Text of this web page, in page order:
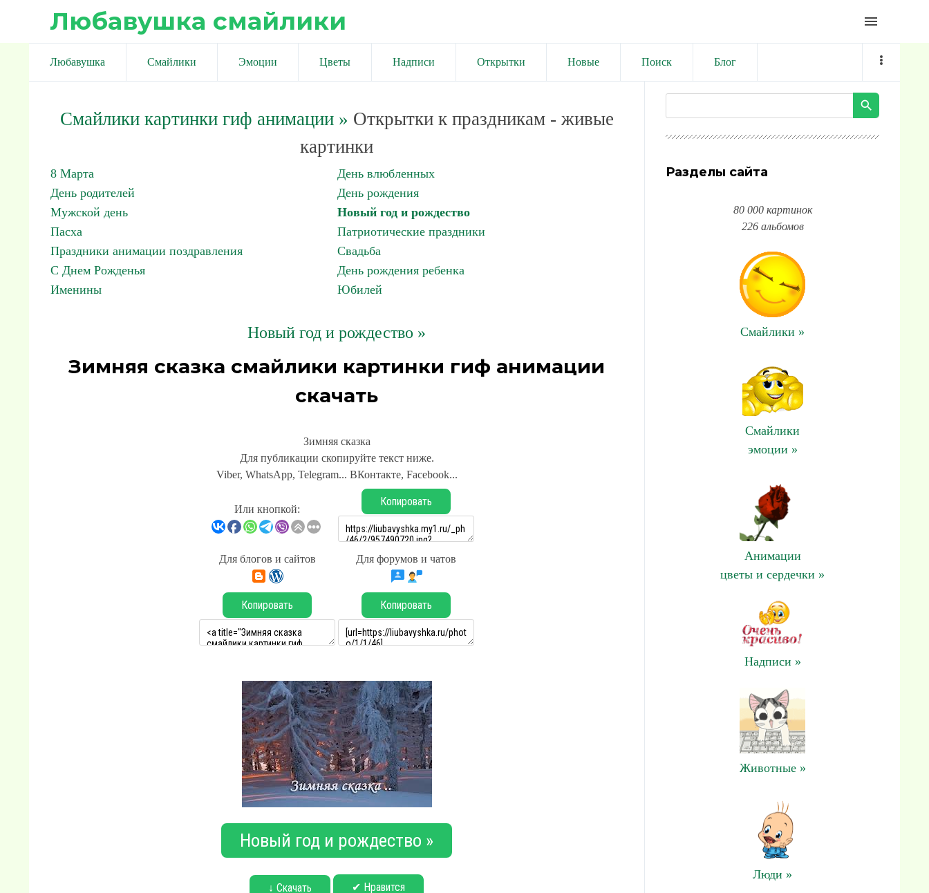
Любавушка смайлики menu
Любавушка Смайлики Эмоции Цветы Надписи Открытки Новые Поиск Блог
Смайлики картинки гиф анимации» Открытки к праздникам - живые
картинки
8 Марта
День влюбленных
День родителей
День рождения
Мужской день
Новый год и рождество
Пасха
Патриотические праздники
Праздники анимации поздравления
Свадьба
С Днем Рожденья
День рождения ребенка
Именины
Юбилей
Новый год и рождество »
Зимняя сказка смайлики картинки гиф анимации
скачать
Зимняя сказка
Для публикации скопируйте текст ниже.
Viber, WhatsApp, Telegram... ВКонтакте, Facebook...
Или кнопкой:
Копировать
Для блогов и сайтов Для форумов и чатов
Копировать Копировать
Новый год и рождество »
↓ Скачать ✔ Нравится
Разделы сайта
80 000 картинок
226 альбомов
Смайлики »
Смайлики
эмоции »
Анимации
цветы и сердечки »
Надписи »
Животные »
Люди »